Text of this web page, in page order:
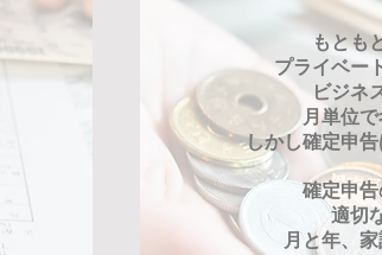
もとも
プライベー
ビジネ
月単位
しかし確定申
確定申
適切
月と年、